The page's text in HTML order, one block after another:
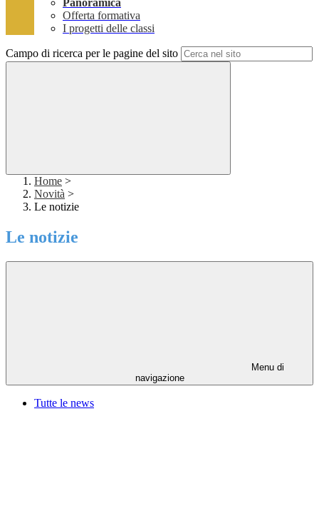
Panoramica
Offerta formativa
I progetti delle classi
Campo di ricerca per le pagine del sito
Home >
Novità >
Le notizie
Le notizie
Menu di
navigazione
Tutte le news